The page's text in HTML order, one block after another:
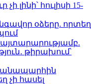
լինի՝ հուլիսի 15-
օձերը. որտեղ
թիրախում՝
չի հասել